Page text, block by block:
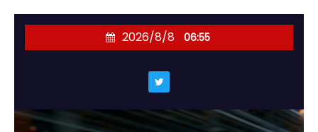
2026/8/8 06:55